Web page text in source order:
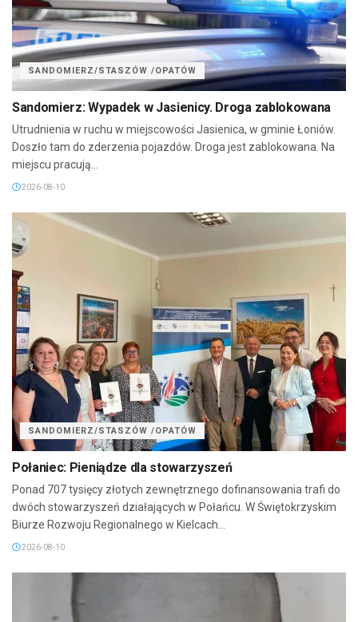
SANDOMIERZ/STASZÓW /OPATÓW
Sandomierz: Wypadek w Jasienicy. Droga zablokowana
Utrudnienia w ruchu w miejscowości Jasienica, w gminie Łoniów.
Doszło tam do zderzenia pojazdów. Droga jest zablokowana. Na
miejscu pracują...
2026-08-10
SANDOMIERZ/STASZÓW /OPATÓW
Połaniec: Pieniądze dla stowarzyszeń
Ponad 707 tysięcy złotych zewnętrznego dofinansowania trafi do
dwóch stowarzyszeń działających w Połańcu. W Świętokrzyskim
Biurze Rozwoju Regionalnego w Kielcach...
2026-08-10